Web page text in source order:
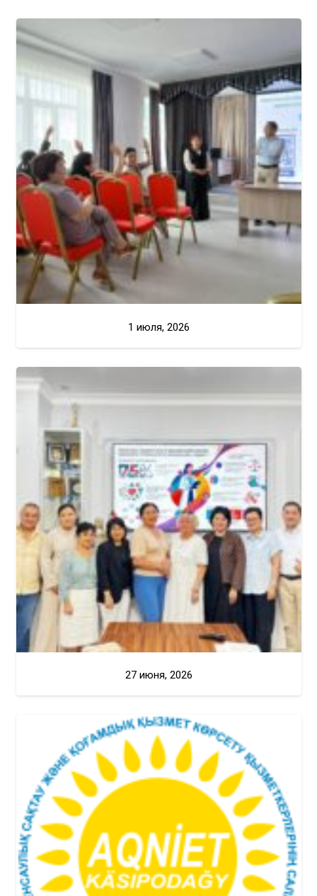
1 июля, 2026
27 июня, 2026